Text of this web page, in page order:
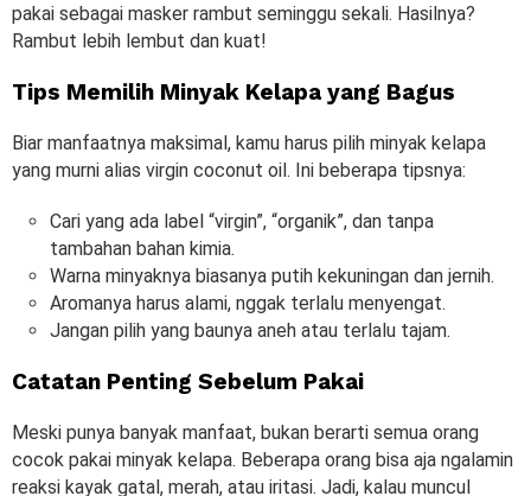
pakai sebagai masker rambut seminggu sekali. Hasilnya?
Rambut lebih lembut dan kuat!
Tips Memilih Minyak Kelapa yang Bagus
Biar manfaatnya maksimal, kamu harus pilih minyak kelapa
yang murni alias virgin coconut oil. Ini beberapa tipsnya:
Cari yang ada label “virgin”, “organik”, dan tanpa
tambahan bahan kimia.
Warna minyaknya biasanya putih kekuningan dan jernih.
Aromanya harus alami, nggak terlalu menyengat.
Jangan pilih yang baunya aneh atau terlalu tajam.
Catatan Penting Sebelum Pakai
Meski punya banyak manfaat, bukan berarti semua orang
cocok pakai minyak kelapa. Beberapa orang bisa aja ngalamin
reaksi kayak gatal, merah, atau iritasi. Jadi, kalau muncul